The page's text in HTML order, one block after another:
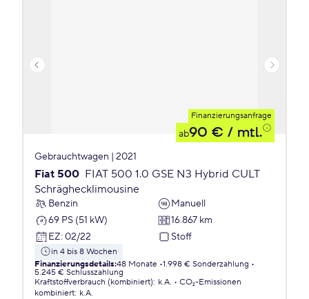
Finanzierungsanfrage
ab90 € / mtl.
Gebrauchtwagen | 2021
Fiat 500 FIAT 500 1.0 GSE N3 Hybrid CULT
Schräghecklimousine
Benzin
Manuell
69 PS (51 kW)
16.867 km
EZ: 02/22 Stoff
in 4 bis 8 Wochen
Finanzierungsdetails:48 Monate 1.998 € Sonderzahlung
5.245 € Schlusszahlung
Kraftstoffverbrauch (kombiniert): k.A.
CO₂-Emissionen
kombiniert: k.A.